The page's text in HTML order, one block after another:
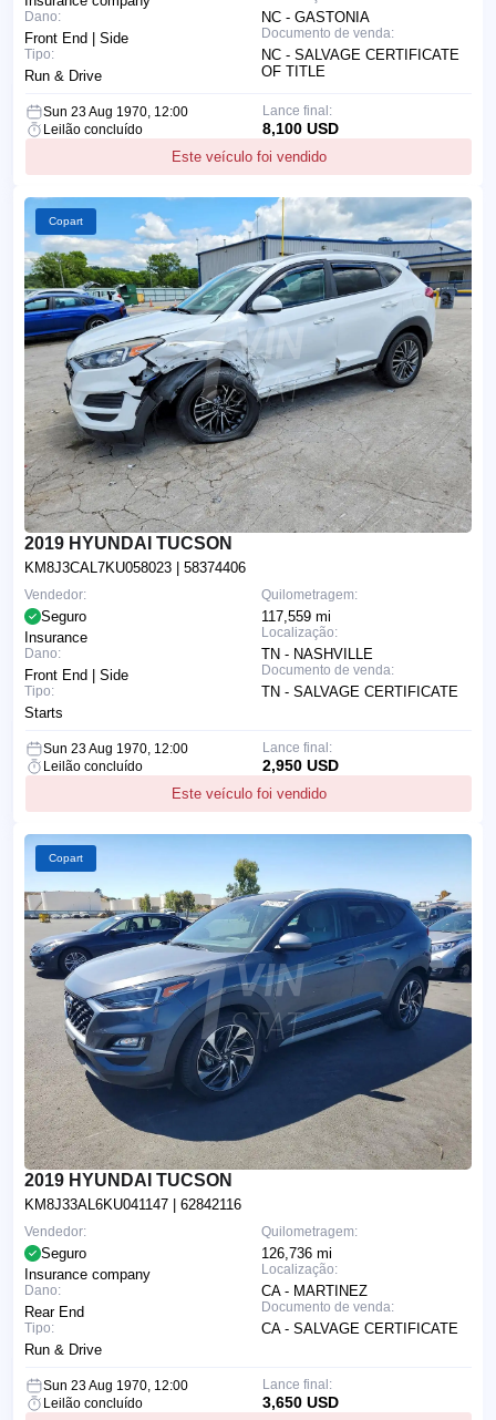
NC - GASTONIA
Documento de venda:
NC - SALVAGE CERTIFICATE
OF TITLE
Dano:
Front End | Side
Tipo:
Run & Drive
Sun 23 Aug 1970, 12:00
Leilão concluído
Este veículo foi vendido
Lance final:
8,100 USD
Copart
2019 HYUNDAI TUCSON
KM8J3CAL7KU058023 | 58374406
Quilometragem:
117,559 mi
Localização:
TN - NASHVILLE
Documento de venda:
TN - SALVAGE CERTIFICATE
Vendedor:
Seguro
Insurance
Dano:
Front End | Side
Tipo:
Starts
Sun 23 Aug 1970, 12:00
Leilão concluído
Este veículo foi vendido
Lance final:
2,950 USD
Copart
2019 HYUNDAI TUCSON
KM8J33AL6KU041147 | 62842116
Quilometragem:
126,736 mi
Localização:
CA - MARTINEZ
Documento de venda:
CA - SALVAGE CERTIFICATE
Vendedor:
Seguro
Insurance company
Dano:
Rear End
Tipo:
Run & Drive
Sun 23 Aug 1970, 12:00
Leilão concluído
Lance final:
3,650 USD